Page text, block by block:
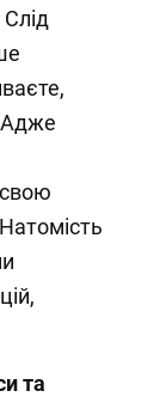
Адже
та